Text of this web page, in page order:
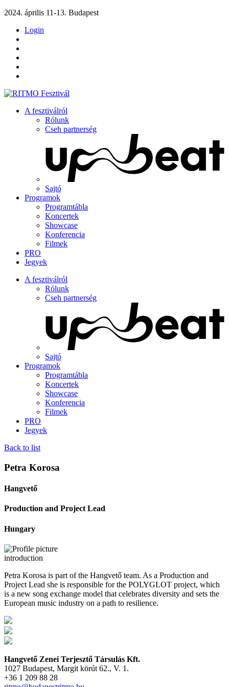
2024. április 11-13. Budapest
Login
A fesztiválról
Rólunk
Cseh partnerség
Sajtó
Programok
Programtábla
Koncertek
Showcase
Konferencia
Filmek
PRO
Jegyek
A fesztiválról
Rólunk
Cseh partnerség
Sajtó
Programok
Programtábla
Koncertek
Showcase
Konferencia
Filmek
PRO
Jegyek
Back to list
Petra Korosa
Hangvető
Production and Project Lead
Hungary
introduction
Petra Korosa is part of the Hangvető team. As a Production and
Project Lead she is responsible for the POLYGLOT project, which
is a new song exchange model that celebrates diversity and sets the
European music industry on a path to resilience.
Hangvető Zenei Terjesztő Társulás Kft.
1027 Budapest, Margit körút 62., V. 1.
+36 1 209 88 28